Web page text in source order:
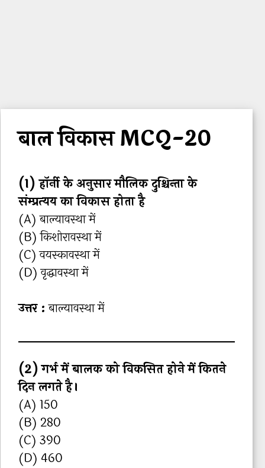
बाल विकास MCQ-20
(1) हॉर्नी के अनुसार मौलिक दुश्चिन्‍ता के
संम्‍प्रत्‍यय का विकास होता है
(A) बाल्‍यावस्‍था में
(B) किशोरावस्‍था में
(C) वयस्‍कावस्‍था में
(D) वृद्धावस्‍था में
उत्तर :बाल्‍यावस्‍था में
(2) गर्भ में बालक को विकसित होने में कितने
दिन लगते है।
(A) 150
(B) 280
(C) 390
(D) 460